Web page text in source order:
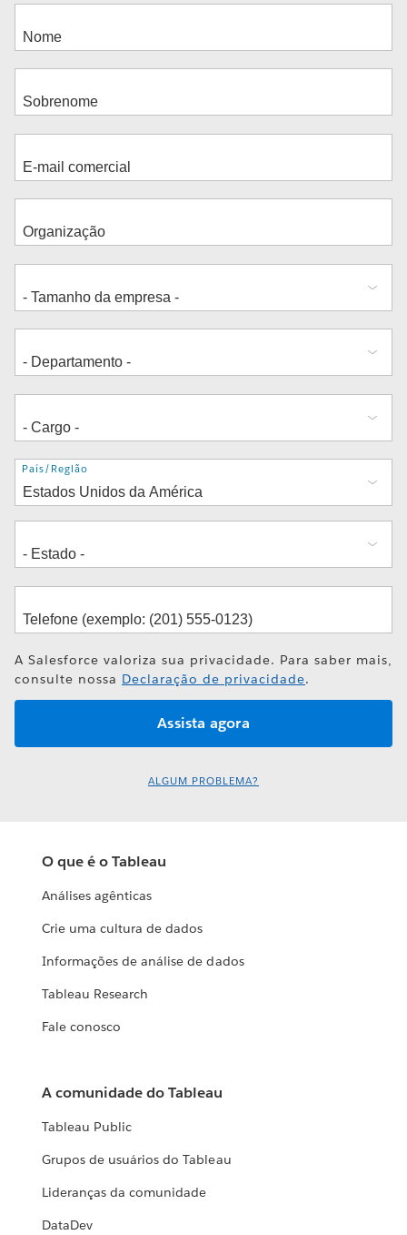
Endereço
País/Região
A Salesforce valoriza sua privacidade. Para saber mais,
consulte nossa Declaração de privacidade.
ALGUM PROBLEMA?
O que é o Tableau
Análises agênticas
Crie uma cultura de dados
Informações de análise de dados
Tableau Research
Fale conosco
A comunidade do Tableau
Tableau Public
Grupos de usuários do Tableau
Lideranças da comunidade
DataDev